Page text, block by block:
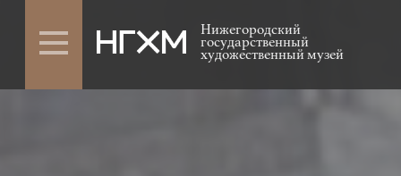
Нижегородский
государственный
художественный музей